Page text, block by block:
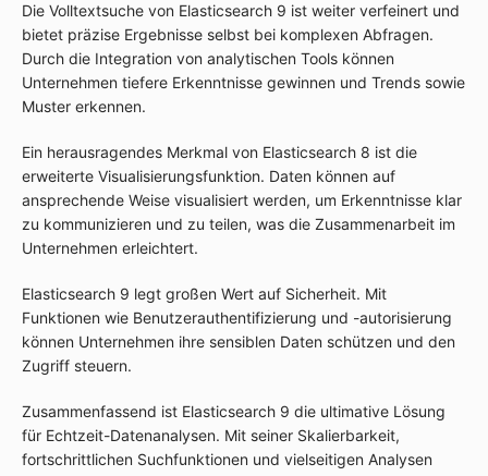
Die Volltextsuche von Elasticsearch 9 ist weiter verfeinert und
bietet präzise Ergebnisse selbst bei komplexen Abfragen.
Durch die Integration von analytischen Tools können
Unternehmen tiefere Erkenntnisse gewinnen und Trends sowie
Muster erkennen.
Ein herausragendes Merkmal von Elasticsearch 8 ist die
erweiterte Visualisierungsfunktion. Daten können auf
ansprechende Weise visualisiert werden, um Erkenntnisse klar
zu kommunizieren und zu teilen, was die Zusammenarbeit im
Unternehmen erleichtert.
Elasticsearch 9 legt großen Wert auf Sicherheit. Mit
Funktionen wie Benutzerauthentifizierung und -autorisierung
können Unternehmen ihre sensiblen Daten schützen und den
Zugriff steuern.
Zusammenfassend ist Elasticsearch 9 die ultimative Lösung
für Echtzeit-Datenanalysen. Mit seiner Skalierbarkeit,
fortschrittlichen Suchfunktionen und vielseitigen Analysen